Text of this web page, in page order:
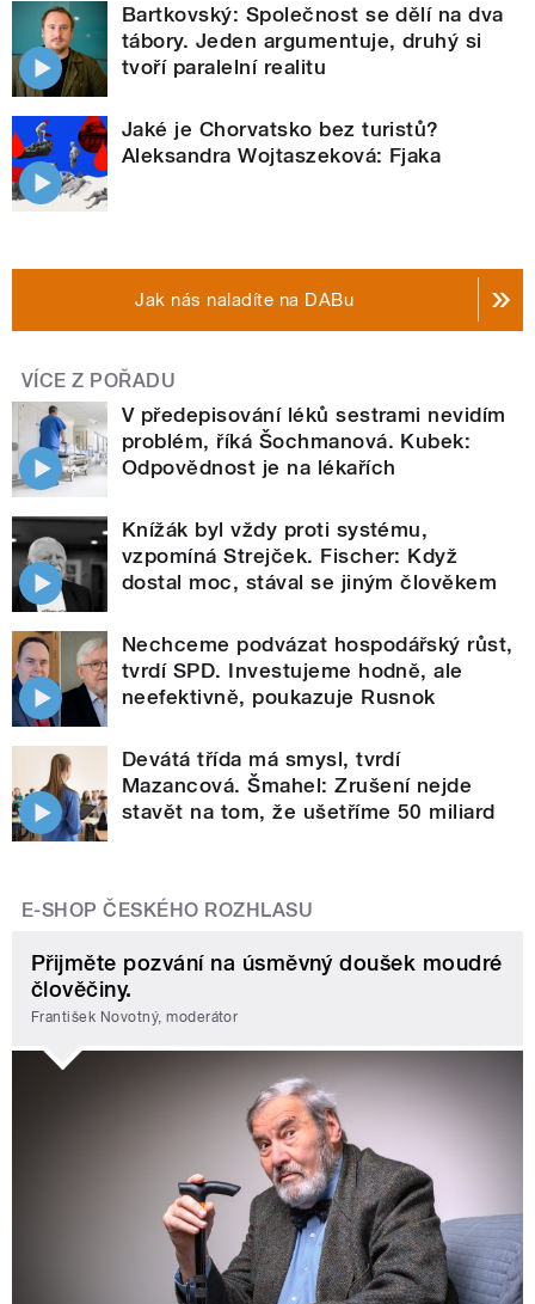
Bartkovský: Společnost se dělí na dva
tábory. Jeden argumentuje, druhý si
tvoří paralelní realitu
Jaké je Chorvatsko bez turistů?
Aleksandra Wojtaszeková: Fjaka
Jak nás naladíte na DABu
VÍCE Z POŘADU
V předepisování léků sestrami nevidím
problém, říká Šochmanová. Kubek:
Odpovědnost je na lékařích
Knížák byl vždy proti systému,
vzpomíná Strejček. Fischer: Když
dostal moc, stával se jiným člověkem
Nechceme podvázat hospodářský růst,
tvrdí SPD. Investujeme hodně, ale
neefektivně, poukazuje Rusnok
Devátá třída má smysl, tvrdí
Mazancová. Šmahel: Zrušení nejde
stavět na tom, že ušetříme 50 miliard
E-SHOP ČESKÉHO ROZHLASU
Přijměte pozvání na úsměvný doušek moudré
člověčiny.
František Novotný, moderátor